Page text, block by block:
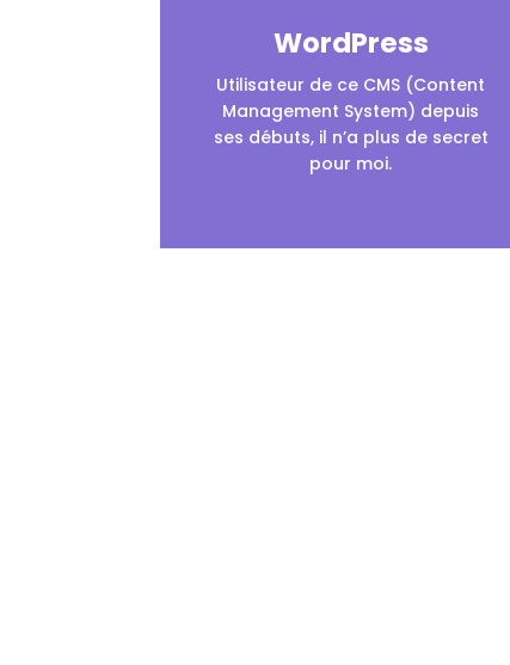
WordPress
Utilisateur de ce CMS (Content
Management System) depuis
ses débuts, il n’a plus de secret
pour moi.